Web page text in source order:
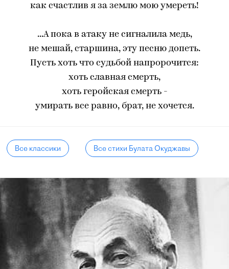
как счастлив я за землю мою умереть!
...А пока в атаку не сигналила медь,
не мешай, старшина, эту песню допеть.
Пусть хоть что судьбой напророчится:
хоть славная смерть,
хоть геройская смерть -
умирать все равно, брат, не хочется.
Все классики Все стихи Булата Окуджавы